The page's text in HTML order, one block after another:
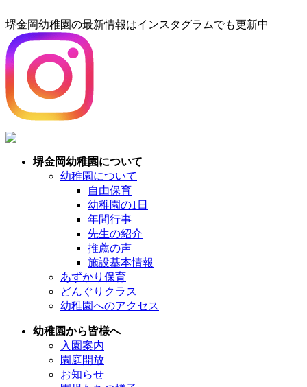
堺金岡幼稚園の最新情報はインスタグラムでも更新中
堺金岡幼稚園について
幼稚園について
自由保育
幼稚園の1日
年間行事
先生の紹介
推薦の声
施設基本情報
あずかり保育
どんぐりクラス
幼稚園へのアクセス
幼稚園から皆様へ
入園案内
園庭開放
お知らせ